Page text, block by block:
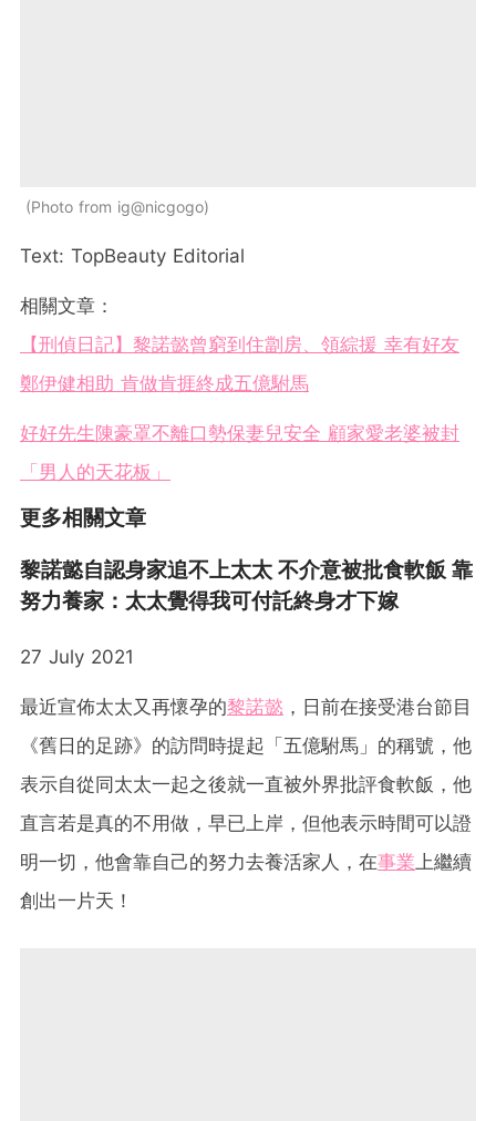
Photo from ig@nicgogo
Text: TopBeauty Editorial
相關文章：
【刑偵日記】黎諾懿曾窮到住劏房、領綜援 幸有好友
鄭伊健相助 肯做肯捱終成五億駙馬
好好先生陳豪罩不離口勢保妻兒安全 顧家愛老婆被封
「男人的天花板」
更多相關文章
黎諾懿自認身家追不上太太 不介意被批食軟飯 靠
努力養家：太太覺得我可付託終身才下嫁
27 July 2021
最近宣佈太太又再懷孕的黎諾懿 ，日前在接受港台節目
《舊日的足跡》的訪問時提起「五億駙馬」的稱號，他
表示自從同太太一起之後就一直被外界批評食軟飯，他
直言若是真的不用做，早已上岸，但他表示時間可以證
明一切，他會靠自己的努力去養活家人，在事業上繼續
創出一片天！